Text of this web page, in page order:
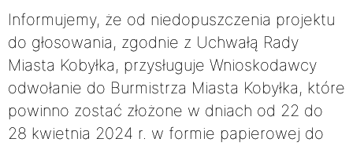
Informujemy, że od niedopuszczenia projektu
do głosowania, zgodnie z Uchwałą Rady
Miasta Kobyłka, przysługuje Wnioskodawcy
odwołanie do Burmistrza Miasta Kobyłka, które
powinno zostać złożone w dniach od 22 do
28 kwietnia 2024 r. w formie papierowej do